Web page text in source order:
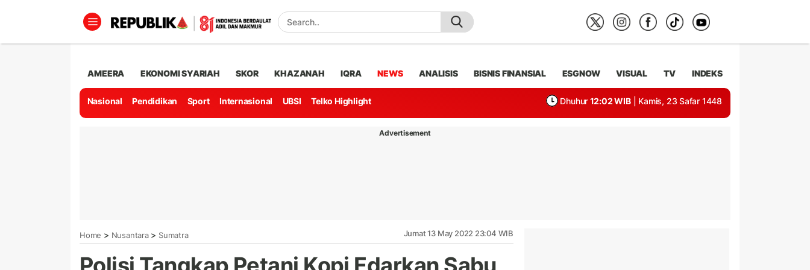
AMEERA EKONOMI SYARIAH SKOR KHAZANAH IQRA NEWS ANALISIS BISNIS FINANSIAL ESGNOW VISUAL TV INDEKS
Nasional Pendidikan Sport Internasional UBSI Telko Highlight Dhuhur 12:02 WIB | Kamis, 23 Safar 1448
Advertisement
Home > Nusantara> Sumatra Jumat 13 May 2022 23:04 WIB